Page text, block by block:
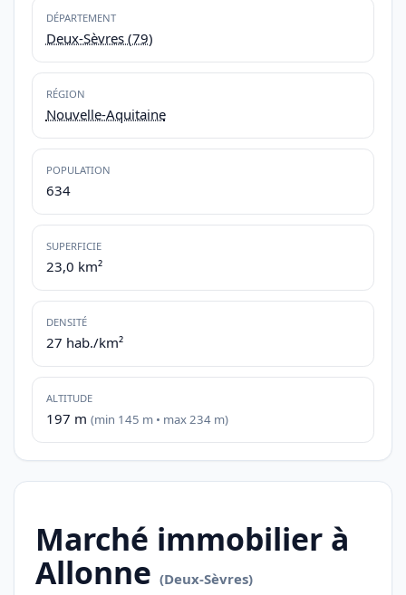
DÉPARTEMENT
Deux-Sèvres (79)
RÉGION
Nouvelle-Aquitaine
POPULATION
634
SUPERFICIE
23,0 km²
DENSITÉ
27 hab./km²
ALTITUDE
197 m (min 145 m • max 234 m)
Marché immobilier à
Allonne (Deux-Sèvres)